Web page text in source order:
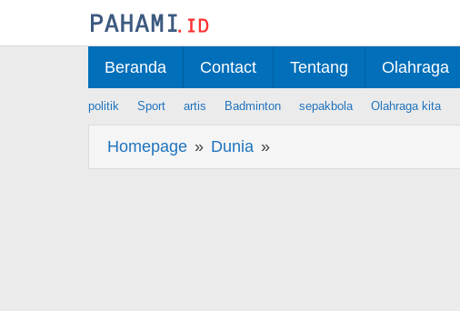
Beranda Contact Tentang Olahraga
politik Sport artis Badminton sepakbola Olahraga kita
Homepage » Dunia »
Gelombang